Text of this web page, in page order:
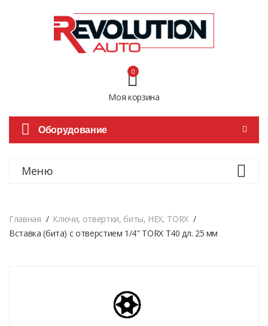
Моя корзина
0
Оборудование
Меню
Главная
Ключи, отвертки, биты, HEX, TORX
Вставка (битa) с отверстием 1/4" TORX T40 дл. 25 мм